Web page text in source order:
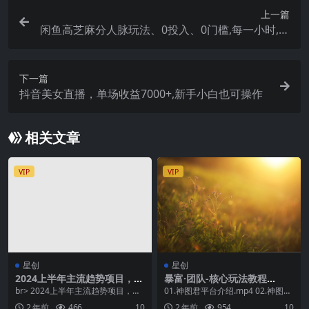
上一篇
闲鱼高芝麻分人脉玩法、0投入、0门槛,每一小时,月
下一篇
抖音美女直播，单场收益7000+,新手小白也可操作
相关文章
VIP
星创
2024上半年主流趋势项目，打
造中间商模式，成为倒爷，易
上手，用心做，…
br> 2024上半年主流趋势项目，打
造中间商的模式，成为倒爷，月入1
VIP
星创
暴富·团队-核心玩法教程
（新）各种玩法混剪教程（69
节课）
01.神图君平台介绍.mp4 02.神图君
操作流程准备工作.mp4 03.账号